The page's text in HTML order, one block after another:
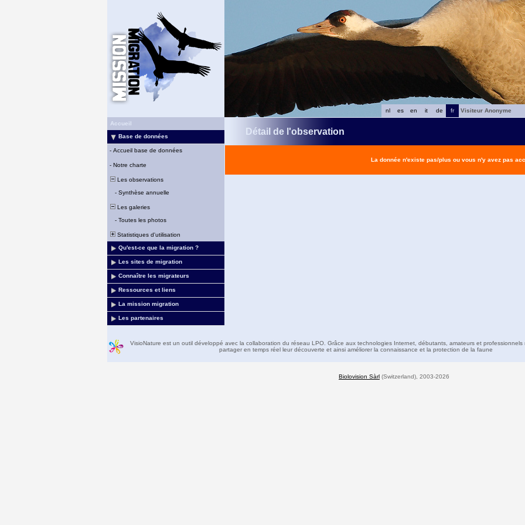
fr
de
it
en
es
nl
Visiteur Anonyme
Accueil
Base de données
- Accueil base de données
- Notre charte
Les observations
- Synthèse annuelle
Les galeries
- Toutes les photos
Statistiques d'utilisation
Qu'est-ce que la migration ?
Les sites de migration
Connaître les migrateurs
Ressources et liens
La mission migration
Les partenaires
Détail de l'observation
La donnée n'existe pas/plus ou vous n'y avez pas
VisioNature est un outil développé avec la collaboration du réseau LPO. Grâce aux technologies Internet, débutants, amateurs et professionnels
partager en temps réel leur découverte et ainsi améliorer la connaissance et la protection de la faune
Biolovision Sàrl (Switzerland), 2003-2026